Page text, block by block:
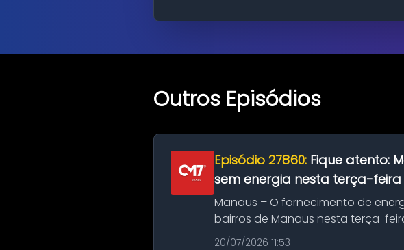
Outros Episódios
Episódio 27860: Fique atento:
sem energia nesta terça-feira
Manaus – O fornecimento de
bairros de Manaus nesta terça-
serviços de manuten...
20/07/2026 11:53